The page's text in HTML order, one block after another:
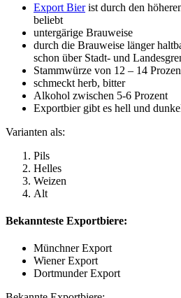
Export Bierist durch den
beliebt
untergärige Brauweise
durch die Brauweise länger
schon über Stadt- und
Stammwürze von 12 – 14
schmeckt herb, bitter
Alkohol zwischen 5-6 Prozent
Exportbier gibt es hell und
Varianten als:
Pils
Helles
Weizen
Alt
Bekannteste Exportbiere:
Münchner Export
Wiener Export
Dortmunder Export